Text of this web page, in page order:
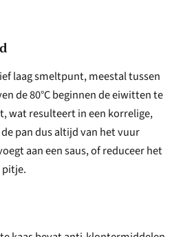
laag smeltpunt, meestal tussen
de 80°C beginnen de eiwitten te
wat resulteert in een korrelige,
pan dus altijd van het vuur
aan een saus, of reduceer het